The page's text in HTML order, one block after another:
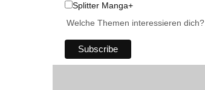
Splitter Manga+
Welche Themen interessieren dich?